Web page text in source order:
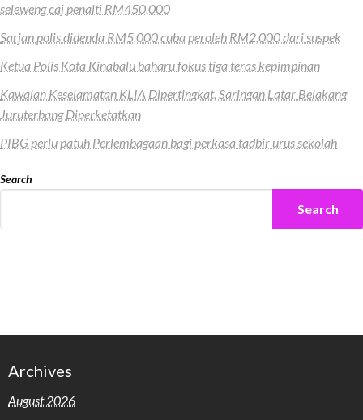
seleweng caj penalti RM450,000
Sarjan polis didenda RM5,000 cuba peroleh RM2,000 dari suspek
Ketua Polis Kota Kinabalu baharu fokus tiga teras kepimpinan
Kawalan Keselamatan KLIA Dipertingkat, Saringan Latar Belakang
Juruterbang Diperketatkan
PIBG perlu patuh Perlembagaan bagi perkasa tadbir urus sekolah
Search
Search
Archives
August 2026